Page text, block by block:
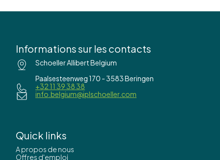
Informations sur les contacts
Schoeller Allibert Belgium
Paalsesteenweg 170 - 3583 Beringen
+32 11 39 38 38
info.belgium@iplschoeller.com
Quick links
A propos de nous
Offres d'emploi